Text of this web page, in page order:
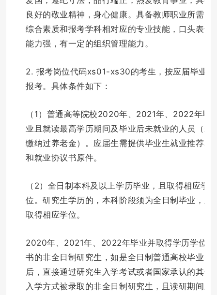
良好的敬业精神，身心健康。具备教师职业所需的
综合素质和报考学科相对应的专业技能，口头表达
能力强，有一定的组织管理能力。
2. 报考岗位代码xs01-xs30的考生，按应届毕业生
报考。具体条件如下：
（1）普通高等院校2020年、2021年、2022年毕
业且就读最高学历期间及毕业后未就业的人员（未
缴纳过养老金）。应届生需提供毕业生就业推荐表
和就业协议书原件。
（2）全日制本科及以上学历毕业，且取得相应学
位。研究生学历的，本科阶段须为全日制毕业，且
取得相应学位。
2020年、2021年、2022年毕业并取得学历学位证
书的非全日制研究生，如是全日制普通高校毕业
后，直接通过研究生入学考试或者国家承认的其他
入学方式被录取的非全日制研究生，且读研期间及